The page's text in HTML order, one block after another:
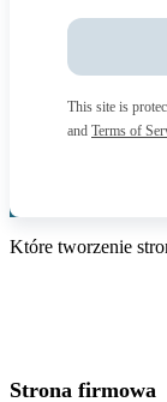
This site is
and Terms of
Które tworzenie
Strona firmowa